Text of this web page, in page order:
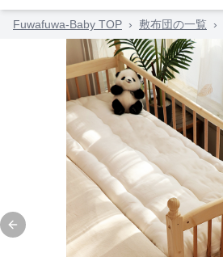
Fuwafuwa-Baby TOP › 敷布団の一覧 ›
Previous slide